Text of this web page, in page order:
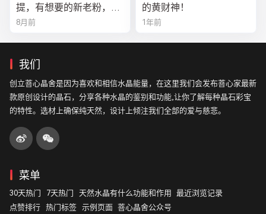
提，有想要的新老粉，都
可以来排队
8月前
的黄财神！
1年前
我们
创立菩心晶舍是因为喜欢和相信水晶能量，在这里我们会发布菩心家最新
款原创设计的晶石，分享各种水晶的鉴别和功能,让你了解每种晶石彩宝
的特性。选材上确保纯天然，设计上倾注我们全部的爱与慈悲。
菜单
30天热门 7天热门 天然水晶有什么功能和作用
最近浏览记录
点赞排行 热门标签 示例页面 菩心晶舍公众号